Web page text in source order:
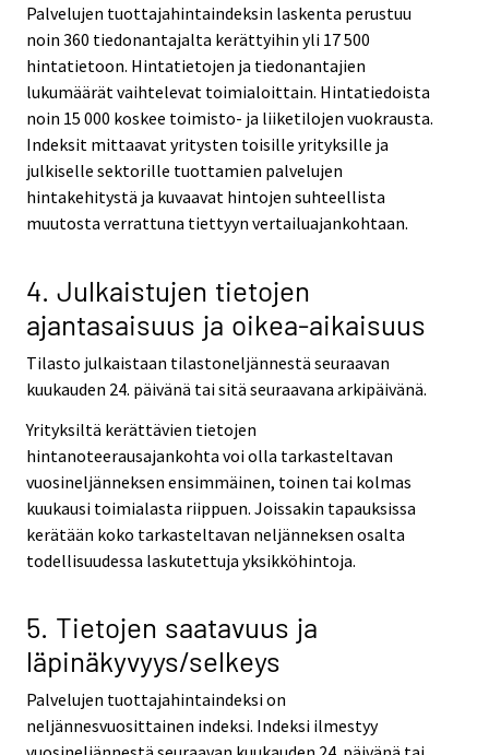
Palvelujen tuottajahintaindeksin laskenta perustuu
noin 360 tiedonantajalta kerättyihin yli 17 500
hintatietoon. Hintatietojen ja tiedonantajien
lukumäärät vaihtelevat toimialoittain. Hintatiedoista
noin 15 000 koskee toimisto- ja liiketilojen vuokrausta.
Indeksit mittaavat yritysten toisille yrityksille ja
julkiselle sektorille tuottamien palvelujen
hintakehitystä ja kuvaavat hintojen suhteellista
muutosta verrattuna tiettyyn vertailuajankohtaan.
4. Julkaistujen tietojen
ajantasaisuus ja oikea-aikaisuus
Tilasto julkaistaan tilastoneljännestä seuraavan
kuukauden 24. päivänä tai sitä seuraavana arkipäivänä.
Yrityksiltä kerättävien tietojen
hintanoteerausajankohta voi olla tarkasteltavan
vuosineljänneksen ensimmäinen, toinen tai kolmas
kuukausi toimialasta riippuen. Joissakin tapauksissa
kerätään koko tarkasteltavan neljänneksen osalta
todellisuudessa laskutettuja yksikköhintoja.
5. Tietojen saatavuus ja
läpinäkyvyys/selkeys
Palvelujen tuottajahintaindeksi on
neljännesvuosittainen indeksi. Indeksi ilmestyy